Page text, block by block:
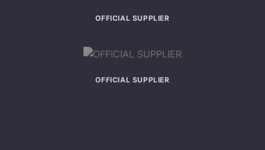
OFFICIAL SUPPLIER
OFFICIAL SUPPLIER